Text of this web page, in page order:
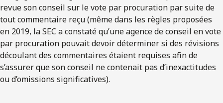
revue son conseil sur le vote par procuration par suite de
tout commentaire reçu (même dans les règles proposées
en 2019, la SEC a constaté qu’une agence de conseil en vote
par procuration pouvait devoir déterminer si des révisions
découlant des commentaires étaient requises afin de
s’assurer que son conseil ne contenait pas d’inexactitudes
ou d’omissions significatives).